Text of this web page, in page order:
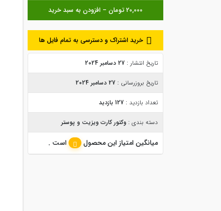
خرید اشتراک و دسترسی به تمام فایل ها
تاریخ انتشار : 27 دسامبر 2024
تاریخ بروزرسانی : 27 دسامبر 2024
تعداد بازدید : 127 بازدید
دسته بندی : وکتور کارت ویزیت و پوستر
میانگین امتیاز این محصول است .